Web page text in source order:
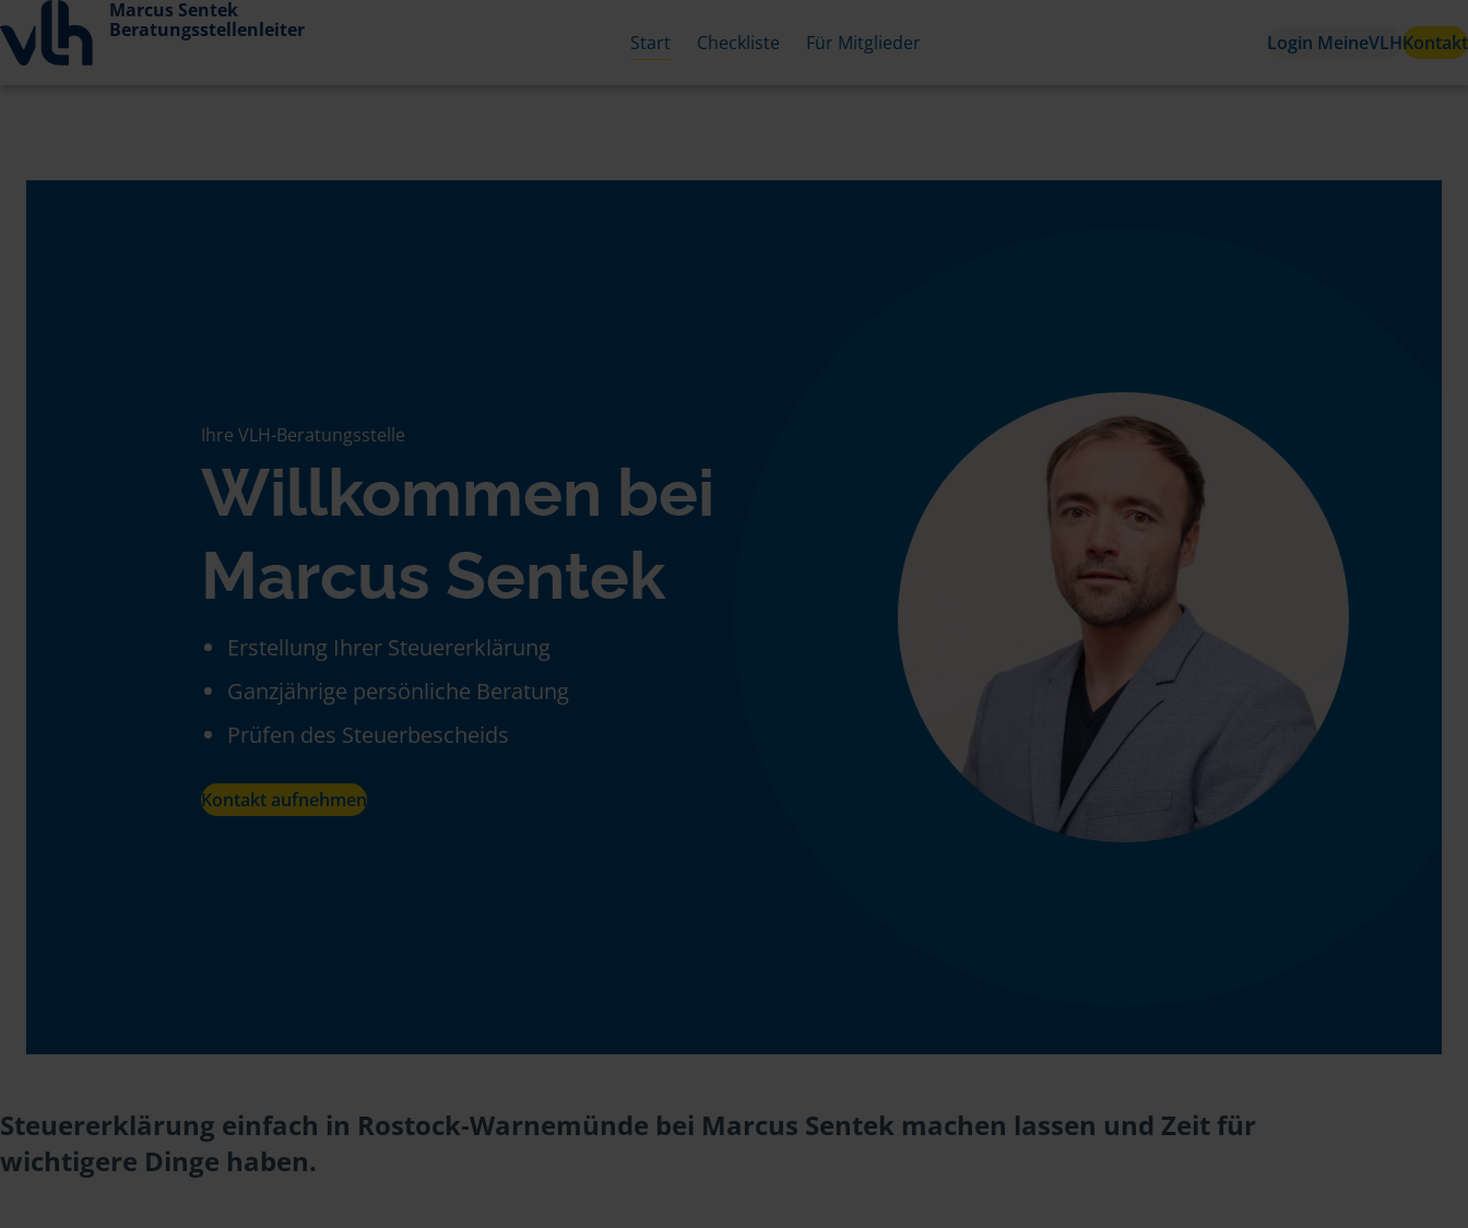
Marcus Sentek
Beratungsstellenleiter
Start Checkliste Für Mitglieder Login MeineVLHKontakt
Ihre VLH-Beratungsstelle
Willkommen bei
Marcus Sentek
Erstellung Ihrer Steuererklärung
Ganzjährige persönliche Beratung
Prüfen des Steuerbescheids
Kontakt aufnehmen
Steuererklärung einfach in Rostock-Warnemünde bei Marcus Sentek machen lassen und Zeit für
wichtigere Dinge haben.